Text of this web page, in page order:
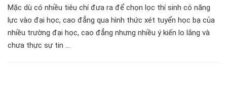
Mặc dù có nhiều tiêu chí đưa ra để chọn lọc thí sinh có năng
lực vào đại học, cao đẳng qua hình thức xét tuyển học bạ của
nhiều trường đại học, cao đẳng nhưng nhiều ý kiến lo lắng và
chưa thực sự tin ...